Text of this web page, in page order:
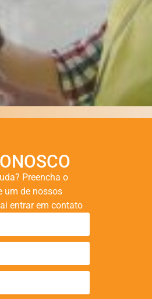
Preencha o
um de nossos
entrar em contato